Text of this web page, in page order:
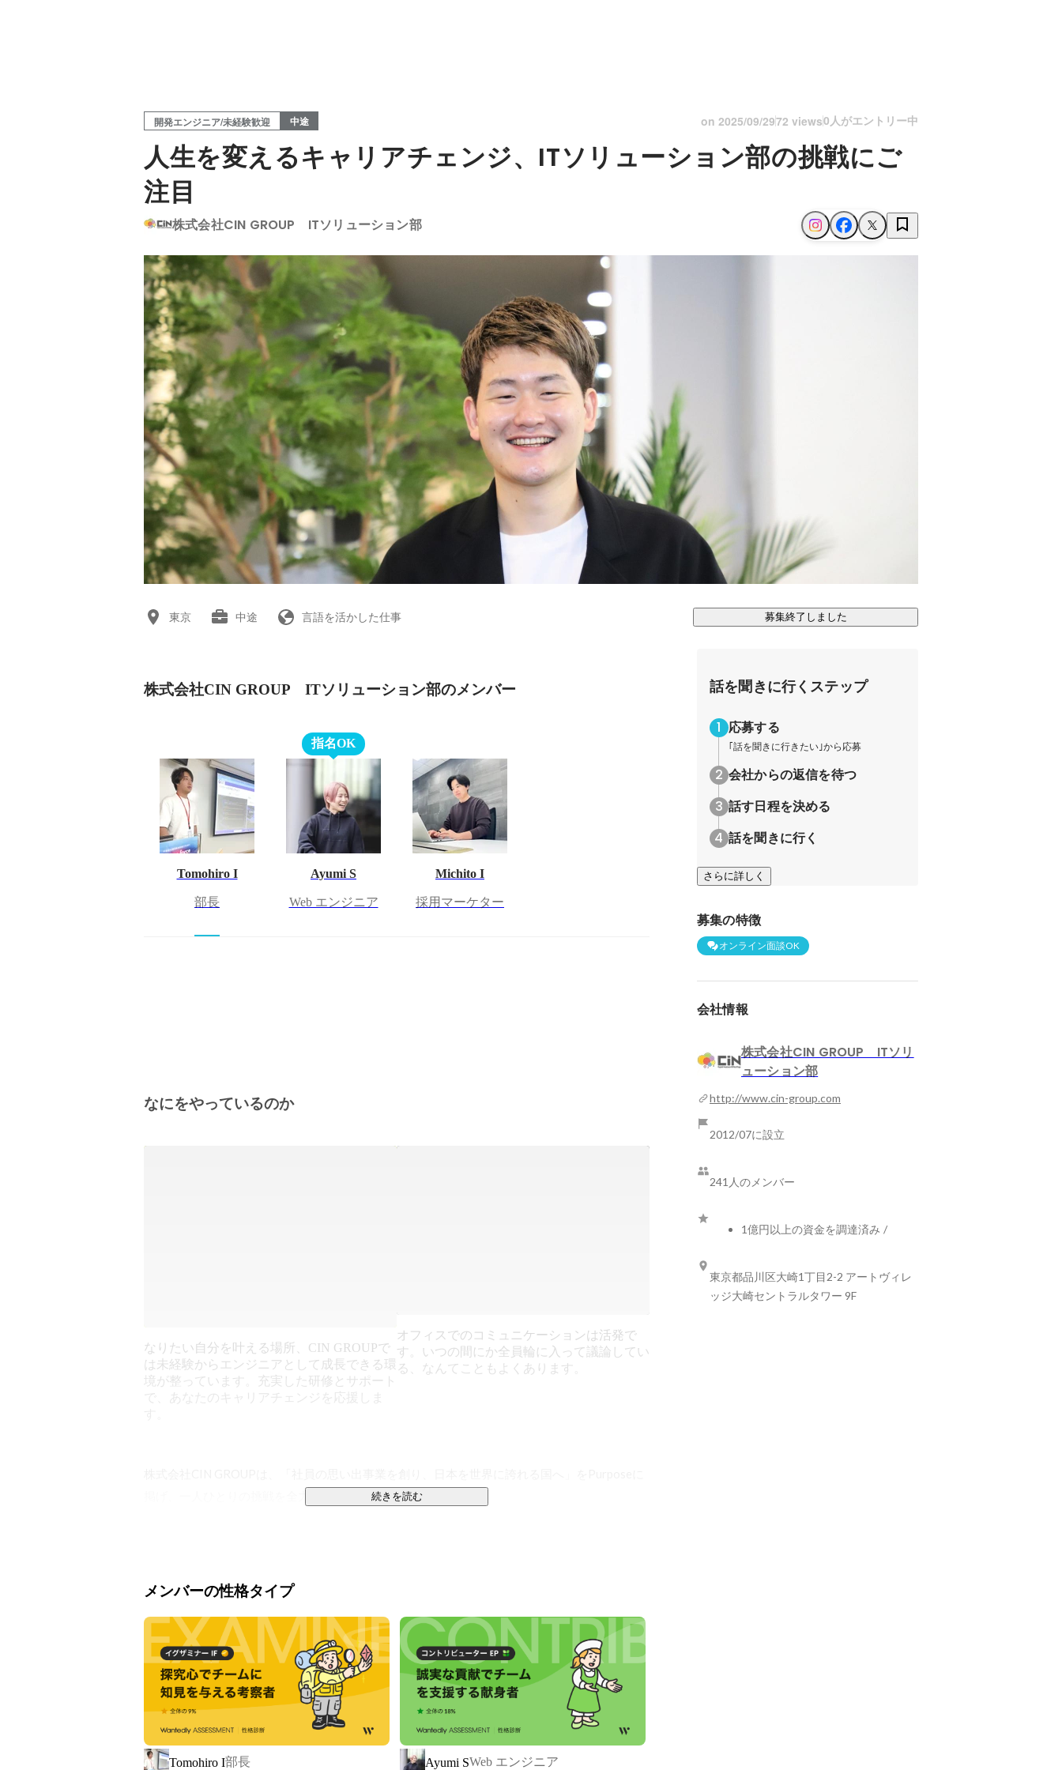
開発エンジニア/未経験歓迎 中途 on 2025/09/2972 views0人がエントリー中
人生を変えるキャリアチェンジ、ITソリューション部の挑戦にご
注目
株式会社CIN GROUP ITソリューション部
東京 中途 言語を活かした仕事 募集終了しました
株式会社CIN GROUP ITソリューション部のメンバー
Tomohiro I
部長
指名OK
Ayumi S
Web エンジニア
Michito I
採用マーケター
なにをやっているのか
なりたい自分を叶える場所、CIN GROUPで
は未経験からエンジニアとして成長できる環
境が整っています。充実した研修とサポート
で、あなたのキャリアチェンジを応援しま
オフィスでのコミュニケーションは活発で
す。いつの間にか全員輪に入って議論してい
る、なんてこともよくあります。
掲げ、一人ひとりの挑戦を全力で応援する会社です。
エンジニアとしての経験がなくても大丈夫。
完全未経験者向けに、半年間で現場デビューを目指す独自の育成カリキュラムを用意していま
す。
単なる“スキル研修”ではありません。現場を想定したチーム開発や、挑戦する姿勢・考え方ま
で実践的に学べる環境です。しかも、サポートしてくれるのは現役のエンジニア。いつでも相
談できて、ひとりで悩むことなく、現場で活きる力を身につけていけます。
続きを読む
メンバーの性格タイプ
Tomohiro I部長 Ayumi SWeb エンジニア
話を聞きに行くステップ
応募する
｢話を聞きに行きたい｣から応募
会社からの返信を待つ
話す日程を決める
話を聞きに行く
さらに詳しく
募集の特徴
オンライン面談OK
会社情報
株式会社CIN GROUP ITソリ
ューション部
http://www.cin-group.com
2012/07に設立
241人のメンバー
1億円以上の資金を調達済み /
東京都品川区大崎1丁目2-2 アートヴィレ
ッジ大崎セントラルタワー 9F